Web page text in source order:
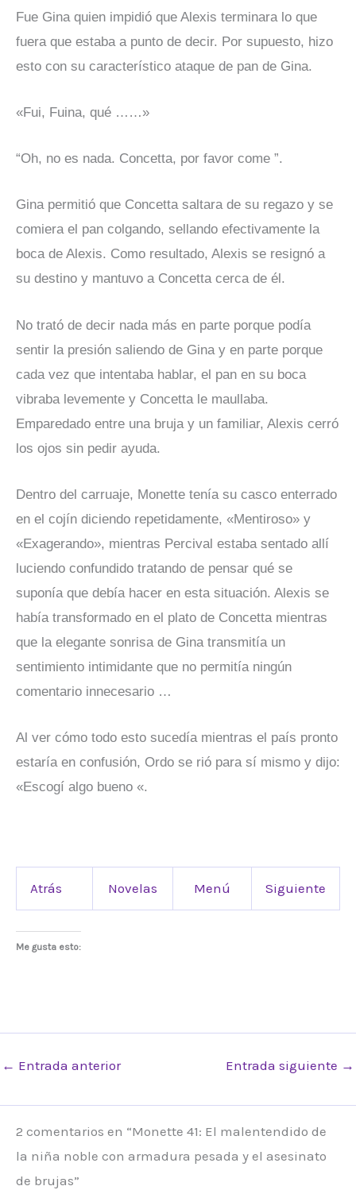
Fue Gina quien impidió que Alexis terminara lo que
fuera que estaba a punto de decir. Por supuesto, hizo
esto con su característico ataque de pan de Gina.
«Fui, Fuina, qué ……»
“Oh, no es nada. Concetta, por favor come ”.
Gina permitió que Concetta saltara de su regazo y se
comiera el pan colgando, sellando efectivamente la
boca de Alexis. Como resultado, Alexis se resignó a
su destino y mantuvo a Concetta cerca de él.
No trató de decir nada más en parte porque podía
sentir la presión saliendo de Gina y en parte porque
cada vez que intentaba hablar, el pan en su boca
vibraba levemente y Concetta le maullaba.
Emparedado entre una bruja y un familiar, Alexis cerró
los ojos sin pedir ayuda.
Dentro del carruaje, Monette tenía su casco enterrado
en el cojín diciendo repetidamente, «Mentiroso» y
«Exagerando», mientras Percival estaba sentado allí
luciendo confundido tratando de pensar qué se
suponía que debía hacer en esta situación. Alexis se
había transformado en el plato de Concetta mientras
que la elegante sonrisa de Gina transmitía un
sentimiento intimidante que no permitía ningún
comentario innecesario …
Al ver cómo todo esto sucedía mientras el país pronto
estaría en confusión, Ordo se rió para sí mismo y dijo:
«Escogí algo bueno «.
Atrás Novelas Menú Siguiente
Me gusta esto:
← Entrada anterior Entrada siguiente →
2 comentarios en “Monette 41: El malentendido de
la niña noble con armadura pesada y el asesinato
de brujas”